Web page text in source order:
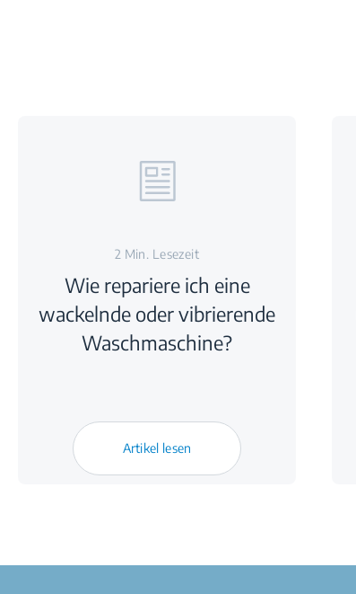
2 Min. Lesezeit
Wie repariere ich eine
wackelnde oder vibrierende
Waschmaschine?
Artikel lesen